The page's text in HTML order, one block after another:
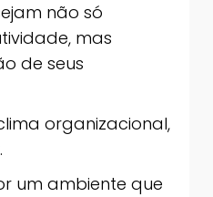
não só
mas
de seus
organizacional,
um ambiente que